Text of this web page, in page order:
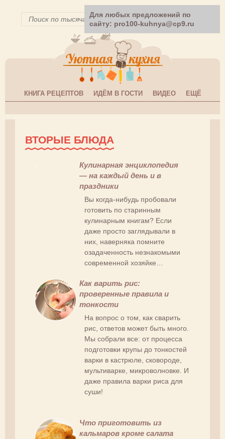
КНИГА РЕЦЕПТОВ ИДЁМ В ГОСТИ ВИДЕО ЕЩЁ
ВТОРЫЕ БЛЮДА
Кулинарная энциклопедия
— на каждый день и в
праздники
Вы когда-нибудь пробовали
готовить по старинным
кулинарным книгам? Если
даже просто заглядывали в
них, наверняка помните
озадаченность незнакомыми
современной хозяйке…
Как варить рис:
проверенные правила и
тонкости
На вопрос о том, как сварить
рис, ответов может быть много.
Мы собрали все: от процесса
подготовки крупы до тонкостей
варки в кастрюле, сковороде,
мультиварке, микроволновке. И
даже правила варки риса для
суши!
Что приготовить из
кальмаров кроме салата
Для любых предложений по
сайту: pro100-kuhnya@cp9.ru